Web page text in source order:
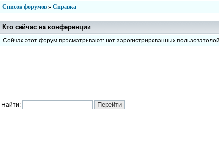
Список форумов » Справка
Кто сейчас на конференции
Сейчас этот форум просматривают: нет зарегистрированных пользователей
Найти: